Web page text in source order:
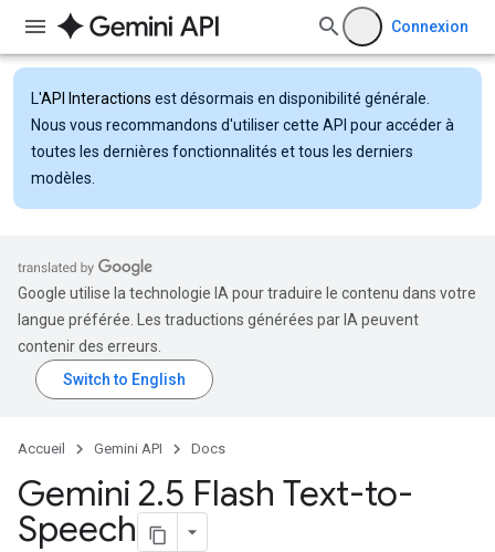
Connexion
L'API Interactions est désormais en disponibilité générale.
Nous vous recommandons d'utiliser cette API pour accéder à
toutes les dernières fonctionnalités et tous les derniers
modèles.
Google utilise la technologie IA pour traduire le contenu dans votre
langue préférée. Les traductions générées par IA peuvent
contenir des erreurs.
Accueil Gemini API Docs
Gemini 2.5 Flash Text-to-
Speech